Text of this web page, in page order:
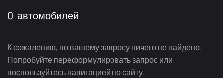
0 автомобилей
К сожалению, по вашему запросу ничего не найдено.
Попробуйте переформулировать запрос или
воспользуйтесь навигацией по сайту.